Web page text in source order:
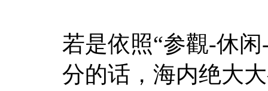
若是依照“参觀-休
分的话，海内绝大